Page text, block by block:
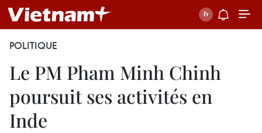
POLITIQUE
Le PM Pham Minh Chinh
poursuit ses activités en
Inde